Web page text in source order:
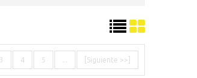
3 4 5 [Siguiente >>]